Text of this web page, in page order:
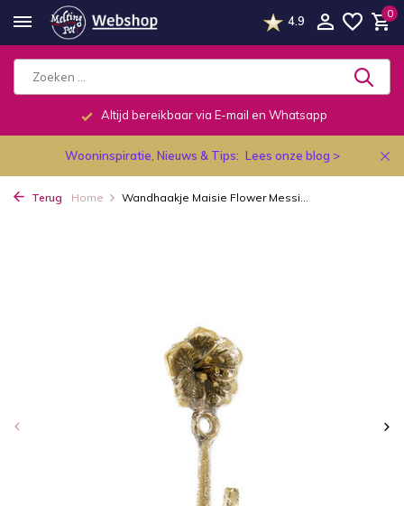
4.9
0
Altijd bereikbaar via E-mail en Whatsapp
Wooninspiratie, Nieuws & Tips: Lees onze blog >
Terug Home Wandhaakje Maisie Flower Messi...